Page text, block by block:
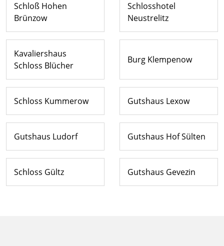
Schloß Hohen
Brünzow
Schlosshotel
Neustrelitz
Kavaliershaus
Schloss Blücher
Burg Klempenow
Schloss Kummerow Gutshaus Lexow
Gutshaus Ludorf Gutshaus Hof Sülten
Schloss Gültz Gutshaus Gevezin